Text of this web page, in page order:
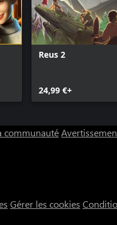
Reus 2
24,99 €+
communauté
Gérer les cookies